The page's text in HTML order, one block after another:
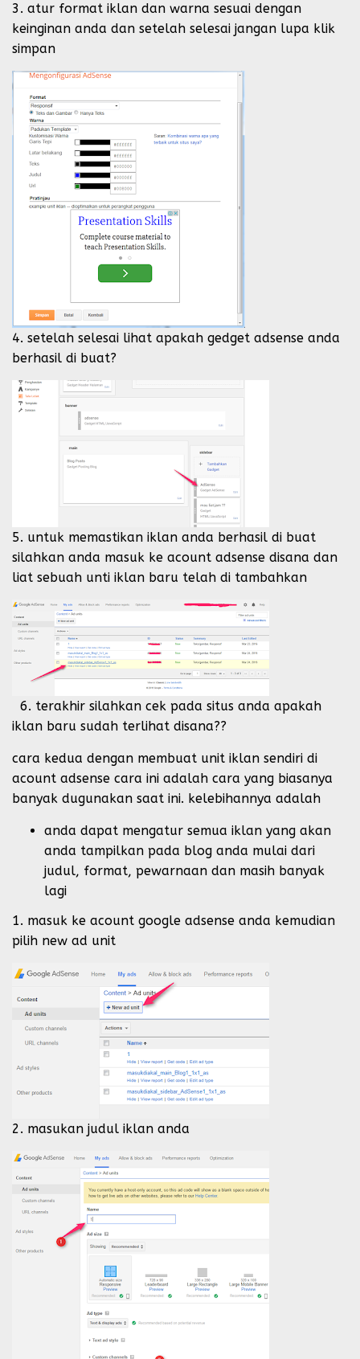
3. atur format iklan dan warna sesuai dengan
keinginan anda dan setelah selesai jangan lupa klik
simpan
4. setelah selesai lihat apakah gedget adsense anda
berhasil di buat?
5. untuk memastikan iklan anda berhasil di buat
silahkan anda masuk ke acount adsense disana dan
liat sebuah unti iklan baru telah di tambahkan
6. terakhir silahkan cek pada situs anda apakah
iklan baru sudah terlihat disana??
cara kedua dengan membuat unit iklan sendiri di
acount adsense cara ini adalah cara yang biasanya
banyak dugunakan saat ini. kelebihannya adalah
anda dapat mengatur semua iklan yang akan
anda tampilkan pada blog anda mulai dari
judul, format, pewarnaan dan masih banyak
lagi
1. masuk ke acount google adsense anda kemudian
pilih new ad unit
2. masukan judul iklan anda